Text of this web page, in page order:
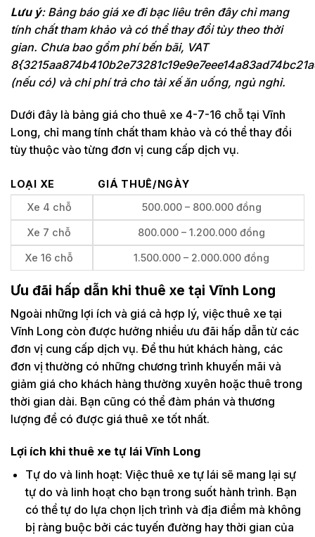
Lưu ý: Bảng báo giá xe đi bạc liêu trên đây chỉ mang
tính chất tham khảo và có thể thay đổi tùy theo thời
gian. Chưa bao gồm phí bến bãi, VAT
(nếu có) và chi phí trả cho tài xế ăn uống, ngủ nghỉ.
Dưới đây là bảng giá cho thuê xe 4-7-16 chỗ tại Vĩnh
Long, chỉ mang tính chất tham khảo và có thể thay đổi
tùy thuộc vào từng đơn vị cung cấp dịch vụ.
LOẠI XE
GIÁ THUÊ/NGÀY
Xe 4 chỗ
500.000 – 800.000 đồng
Xe 7 chỗ 800.000 – 1.200.000 đồng
Xe 16 chỗ 1.500.000 – 2.000.000 đồng
Ưu đãi hấp dẫn khi thuê xe tại Vĩnh Long
Ngoài những lợi ích và giá cả hợp lý, việc thuê xe tại
Vĩnh Long còn được hưởng nhiều ưu đãi hấp dẫn từ các
đơn vị cung cấp dịch vụ. Để thu hút khách hàng, các
đơn vị thường có những chương trình khuyến mãi và
giảm giá cho khách hàng thường xuyên hoặc thuê trong
thời gian dài. Bạn cũng có thể đàm phán và thương
lượng để có được giá thuê xe tốt nhất.
Lợi ích khi thuê xe tự lái Vĩnh Long
Tự do và linh hoạt: Việc thuê xe tự lái sẽ mang lại sự
tự do và linh hoạt cho bạn trong suốt hành trình. Bạn
có thể tự do lựa chọn lịch trình và địa điểm mà không
bị ràng buộc bởi các tuyến đường hay thời gian của